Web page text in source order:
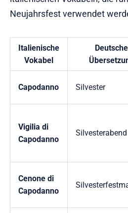
Neujahrsfest verwendet
Italienische
Vokabel
Deutsche
Capodanno Silvester
Vigilia di
Capodanno
Silvesterabend
Cenone di
Capodanno